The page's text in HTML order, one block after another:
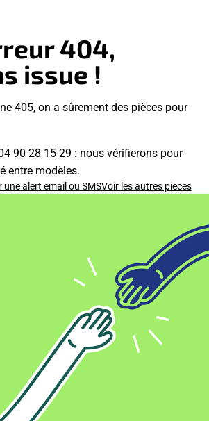
404,
issue !
405, on a sûrement des pièces pour
90 28 15 29 : nous vérifierons pour
entre modèles.
alert email ou SMSVoir les autres pieces